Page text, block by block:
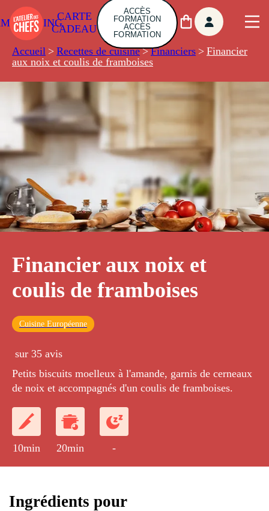
CARTE
CADEAU
ACCÈS
FORMATION
ACCÈS
FORMATION
Accueil > Recettes de cuisine > Financiers > Financier
aux noix et coulis de framboises
Financier aux noix et
coulis de framboises
Cuisine Européenne
sur 35 avis
Petits biscuits moelleux à l'amande, garnis de cerneaux
de noix et accompagnés d'un coulis de framboises.
10min 20min -
Ingrédients pour